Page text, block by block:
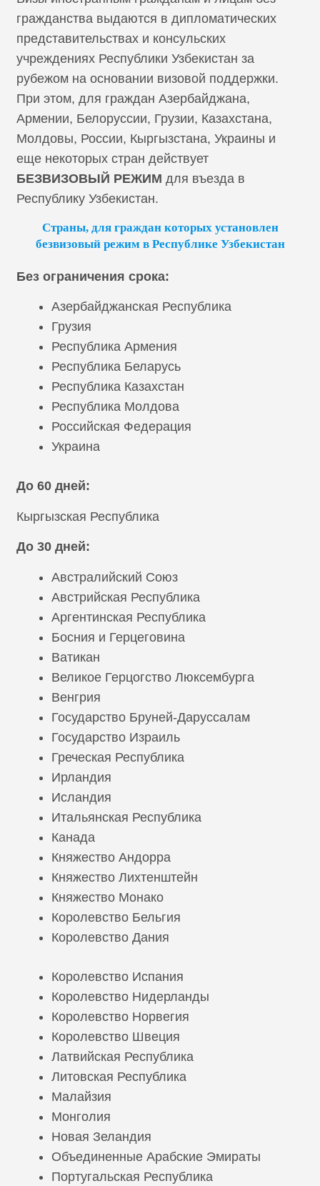
гражданства выдаются в дипломатических
представительствах и консульских
учреждениях Республики Узбекистан за
рубежом на основании визовой поддержки.
При этом, для граждан Азербайджана,
Армении, Белоруссии, Грузии, Казахстана,
Молдовы, России, Кыргызстана, Украины и
еще некоторых стран действует
БЕЗВИЗОВЫЙ РЕЖИМ для въезда в
Республику Узбекистан.
Страны, для граждан которых установлен
безвизовый режим в Республике Узбекистан
Без ограничения срока:
Азербайджанская Республика
Грузия
Республика Армения
Республика Беларусь
Республика Казахстан
Республика Молдова
Российская Федерация
Украина
До 60 дней:
Кыргызская Республика
До 30 дней:
Австралийский Союз
Австрийская Республика
Аргентинская Республика
Босния и Герцеговина
Ватикан
Великое Герцогство Люксембурга
Венгрия
Государство Бруней-Даруссалам
Государство Израиль
Греческая Республика
Ирландия
Исландия
Итальянская Республика
Канада
Княжество Андорра
Княжество Лихтенштейн
Княжество Монако
Королевство Бельгия
Королевство Дания
Королевство Испания
Королевство Нидерланды
Королевство Норвегия
Королевство Швеция
Латвийская Республика
Литовская Республика
Малайзия
Монголия
Новая Зеландия
Объединенные Арабские Эмираты
Португальская Республика